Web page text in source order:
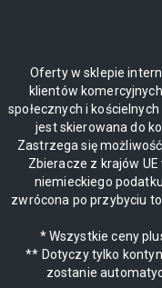
Oferty w sklepie
klientów
społecznych i
jest skierowana do
Zastrzega się
Zbieracze z krajów
niemieckiego
zwrócona po przybyciu
* Wszystkie ceny
** Dotyczy tylko
zostanie